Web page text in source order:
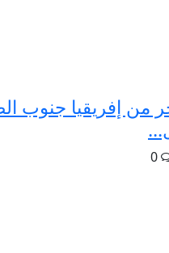
من إفريقيا جنوب